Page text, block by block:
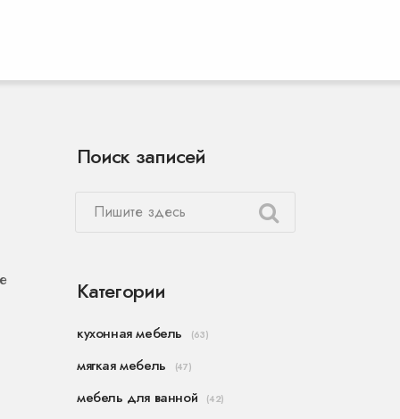
Поиск записей
Категории
кухонная мебель (63)
мягкая мебель (47)
мебель для ванной (42)